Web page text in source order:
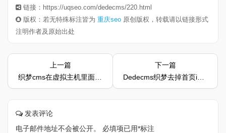
链接：https://uqseo.com/dedecms/220.html
版权：若无特殊标注皆为 重庆seo 原创版权，转载请以链接形式
注明作者及原始出处
上一篇
织梦cms在虚拟主机里面怎么做301重定向
下一篇
Dedecms织梦去掉首页index教程
发表评论
电子邮件地址不会被公开。
必填项已用*标注